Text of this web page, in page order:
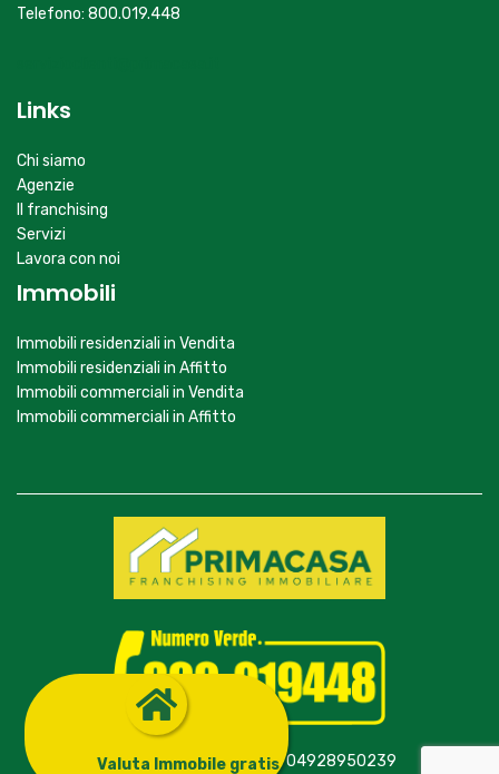
Valuta Immobile gratis
Telefono: 800.019.448
Links
Chi siamo
Agenzie
Il franchising
Servizi
Lavora con noi
Immobili
Immobili residenziali in Vendita
Immobili residenziali in Affitto
Immobili commerciali in Vendita
Immobili commerciali in Affitto
© Primagroup S.r.l. - P.Iva 04928950239